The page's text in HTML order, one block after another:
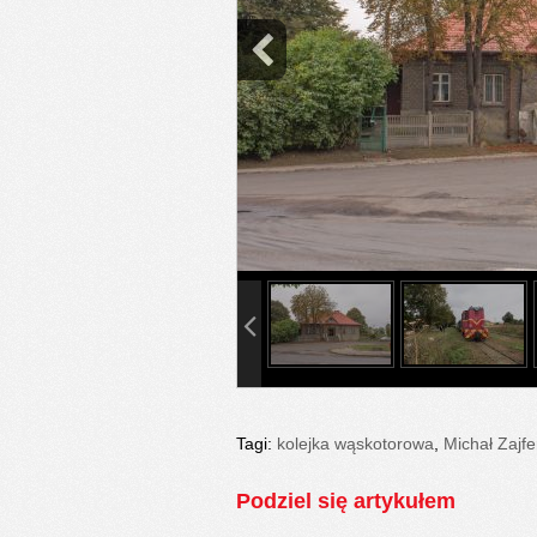
info heading
info content
Tagi: kolejka wąskotorowa Michał
Podziel się artykułem